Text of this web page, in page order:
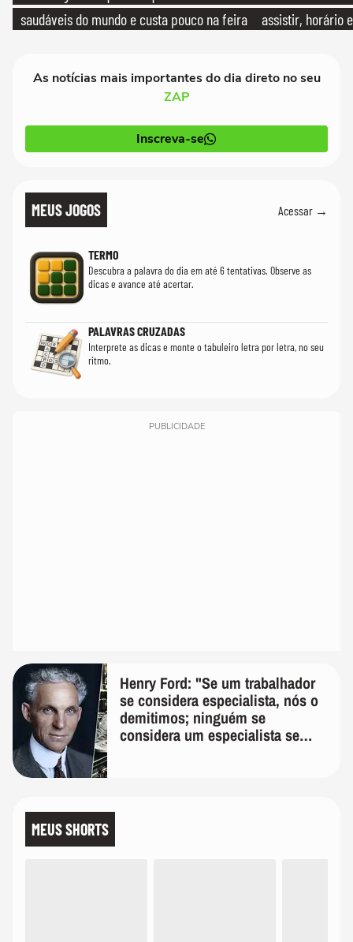
saudáveis do mundo e custa pouco na feira
assistir, horário
As notícias mais importantes do dia direto no seu
ZAP
Inscreva-se
MEUS JOGOS Acessar →
TERMO
Descubra a palavra do dia em até 6 tentativas. Observe as
dicas e avance até acertar.
PALAVRAS CRUZADAS
Interprete as dicas e monte o tabuleiro letra por letra, no seu
ritmo.
PUBLICIDADE
Henry Ford: "Se um trabalhador
se considera especialista, nós o
demitimos; ninguém se
considera um especialista se
MEUS SHORTS